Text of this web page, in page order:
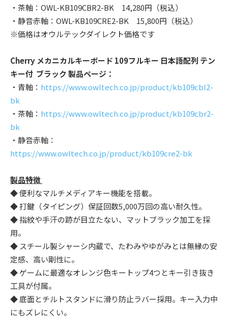
・茶軸：OWL-KB109CBR2-BK 14,280円（税込）
・静音赤軸：OWL-KB109CRE2-BK 15,800円（税込）
※価格はオウルテックダイレクト価格です
Cherry メカニカルキーボード 109フルキー 日本語配列 テン
キー付 ブラック 製品ページ：
・青軸： https://www.owltech.co.jp/product/kb109cbl2-
bk
・茶軸： https://www.owltech.co.jp/product/kb109cbr2-
bk
・静音赤軸：
https://www.owltech.co.jp/product/kb109cre2-bk
製品特徴
◆ 便利なマルチメディアキー機能を搭載。
◆ 打鍵（タイピング）保証回数5,000万回の高い耐久性。
◆ 指紋や手汗の跡が目立たない、マットブラック加工を採
用。
◆ スチール製シャーシ内蔵で、たわみやゆがみとは無縁の安
定感、高い剛性に。
◆ ゲームに最適なオレンジ色キートップ4つとキー引き抜き
工具が付属。
◆ 底面とチルトスタンドに滑り防止ラバー採用。キー入力中
にもズレにくい。